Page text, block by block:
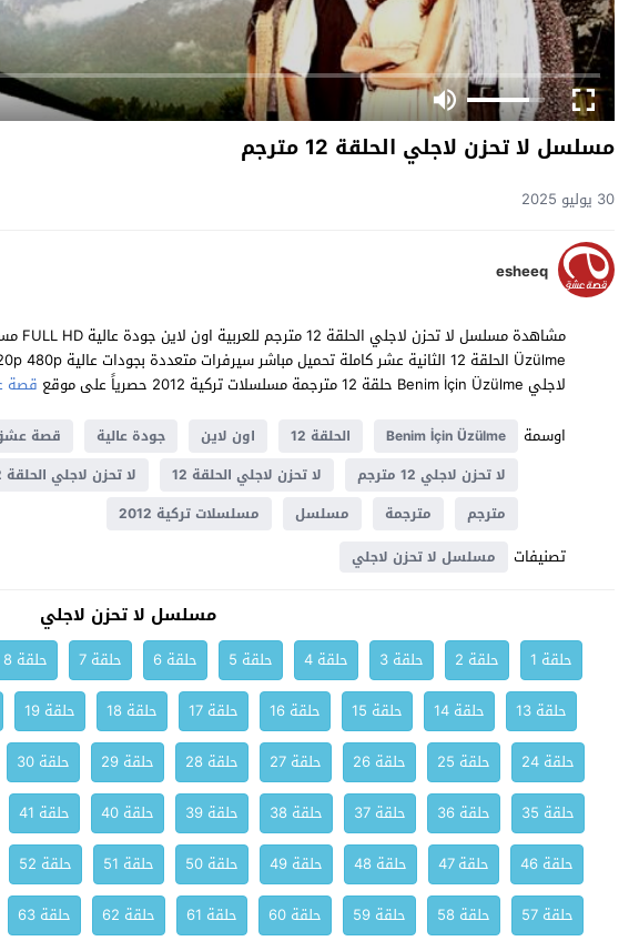
مسلسل لا تحزن لاجلي الحلقة 12 مترجم
30 يوليو 2025
esheeq
لاجلي Benim İçin Üzülme حلقة 12 مترجمة مسلسلات تركية 2012 حصرياً على موقع
قصة
اوسمة
Benim İçin Üzülme الحلقة 12 اون لاين جودة عالية قصة
لا تحزن لاجلي 12 مترجم
لا تحزن لاجلي الحلقة 12 لا تحزن لاجلي الحلقة 12 مترجم
مترجم
مترجمة مسلسل مسلسلات تركية 2012
تصنيفات مسلسل لا تحزن لاجلي
مسلسل لا تحزن لاجلي
حلقة 1 حلقة 2 حلقة 3 حلقة 4 حلقة 5 حلقة 6 حلقة 7 حلقة 8
حلقة 13
حلقة 14 حلقة 15 حلقة 16 حلقة 17 حلقة 18 حلقة 19
حلقة 24
حلقة 25 حلقة 26 حلقة 27 حلقة 28 حلقة 29 حلقة 30
حلقة 35
حلقة 36 حلقة 37 حلقة 38 حلقة 39 حلقة 40 حلقة 41
حلقة 46
حلقة 47 حلقة 48 حلقة 49 حلقة 50 حلقة 51 حلقة 52
حلقة 57
حلقة 58 حلقة 59 حلقة 60 حلقة 61 حلقة 62 حلقة 63